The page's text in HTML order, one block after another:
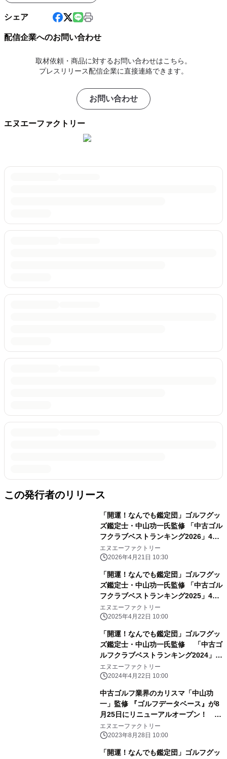
シェア
配信企業へのお問い合わせ
取材依頼・商品に対するお問い合わせはこちら。
プレスリリース配信企業に直接連絡できます。
お問い合わせ
エヌエーファクトリー
この発行者のリリース
「開運！なんでも鑑定団」ゴルフグッ
ズ鑑定士・中山功一氏監修 「中古ゴル
フクラブベストランキング2026」4月
21日発売！
エヌエーファクトリー
2026年4月21日 10:30
「開運！なんでも鑑定団」ゴルフグッ
ズ鑑定士・中山功一氏監修 「中古ゴル
フクラブベストランキング2025」4月
22日発売！
エヌエーファクトリー
2025年4月22日 10:00
「開運！なんでも鑑定団」ゴルフグッ
ズ鑑定士・中山功一氏監修 「中古ゴ
ルフクラブベストランキング2024」4
月22日発売！
エヌエーファクトリー
2024年4月22日 10:00
中古ゴルフ業界のカリスマ「中山功
一」監修 『ゴルフデータベース』が8
月25日にリニューアルオープン！
～「開運！なんでも鑑定団」ゴルフグ
ッズ鑑定士～
エヌエーファクトリー
2023年8月28日 10:00
「開運！なんでも鑑定団」ゴルフグッ